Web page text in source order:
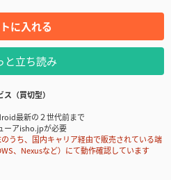
に入れる
と立ち読み
（買切型）
最新の２世代前まで
ーアisho.jpが必要
ち、国内キャリア経由で販売されている端
、Nexusなど）にて動作確認しています